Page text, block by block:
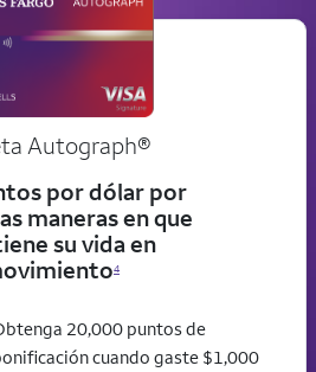
Autograph®
por dólar por
maneras en que
su vida en
4
20,000 puntos de
cuando gaste $1,000